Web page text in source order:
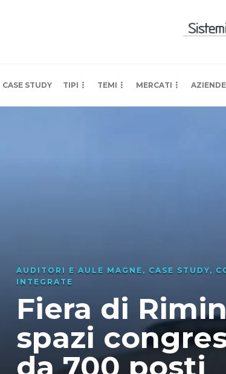
CASE STUDY TIPI TEMI MERCATI AZIENDE
AUDITORI E AULE MAGNE , CASE STUDY,
INTEGRATE
Fiera di
spazi
da 700 posti